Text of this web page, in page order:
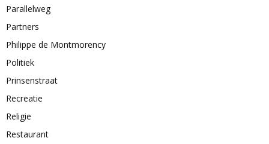
Parallelweg
Partners
Philippe de Montmorency
Politiek
Prinsenstraat
Recreatie
Religie
Restaurant